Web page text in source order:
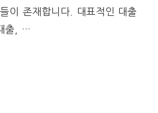
이 존재합니다. 대표적인 대출
출, …